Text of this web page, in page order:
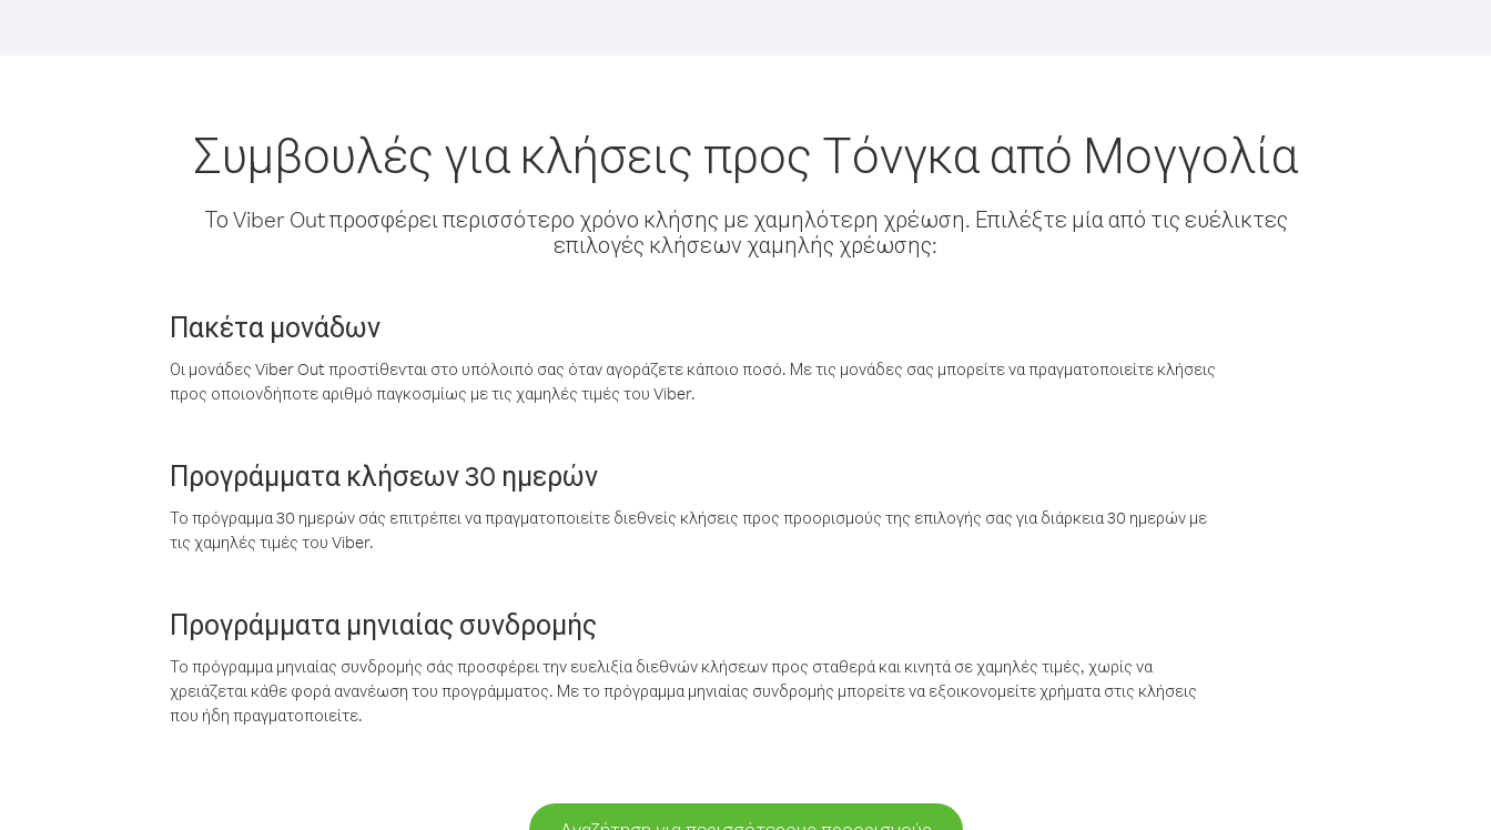
Συμβουλές για κλήσεις προς Τόνγκα από Μογγολία
Το Viber Out προσφέρει περισσότερο χρόνο κλήσης με χαμηλότερη χρέωση. Επιλέξτε μία από τις ευέλικτες
επιλογές κλήσεων χαμηλής χρέωσης:
Πακέτα μονάδων
Οι μονάδες Viber Out προστίθενται στο υπόλοιπό σας όταν αγοράζετε κάποιο ποσό. Με τις μονάδες σας μπορείτε να πραγματοποιείτε κλήσεις
προς οποιονδήποτε αριθμό παγκοσμίως με τις χαμηλές τιμές του Viber.
Προγράμματα κλήσεων 30 ημερών
Το πρόγραμμα 30 ημερών σάς επιτρέπει να πραγματοποιείτε διεθνείς κλήσεις προς προορισμούς της επιλογής σας για διάρκεια 30 ημερών με
τις χαμηλές τιμές του Viber.
Προγράμματα μηνιαίας συνδρομής
Το πρόγραμμα μηνιαίας συνδρομής σάς προσφέρει την ευελιξία διεθνών κλήσεων προς σταθερά και κινητά σε χαμηλές τιμές, χωρίς να
χρειάζεται κάθε φορά ανανέωση του προγράμματος. Με το πρόγραμμα μηνιαίας συνδρομής μπορείτε να εξοικονομείτε χρήματα στις κλήσεις
που ήδη πραγματοποιείτε.